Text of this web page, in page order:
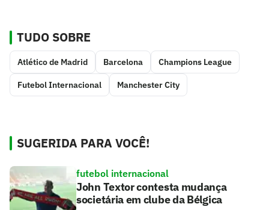
TUDO SOBRE
Atlético de Madrid Barcelona Champions League
Futebol Internacional Manchester City
SUGERIDA PARA VOCÊ!
futebol internacional
John Textor contesta mudança
societária em clube da Bélgica